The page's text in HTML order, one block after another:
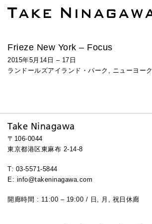
Frieze New York – Focus
2015年5月14日 – 17日
ランドールズアイランド・パーク, ニューヨーク
Take Ninagawa
〒106-0044
東京都港区東麻布 2-14-8
T: 03-5571-5844
E: info@takeninagawa.com
開廊時間 : 11:00 – 19:00 / 日, 月, 祝日休廊